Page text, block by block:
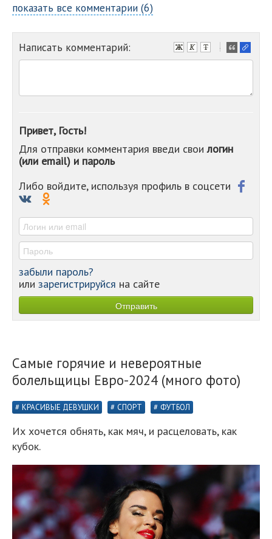
показать все комментарии (6)
Написать комментарий:
-
-
-
-
-
Привет, Гость!
Для отправки комментария введи своилогин
(или email) и пароль
Либо войдите, используя профиль в соцсети
забыли пароль?
или зарегистрируйся на сайте
Самые горячие и невероятные
болельщицы Евро-2024 (много фото)
КРАСИВЫЕ ДЕВУШКИ СПОРТ ФУТБОЛ
Их хочется обнять, как мяч, и расцеловать, как
кубок.